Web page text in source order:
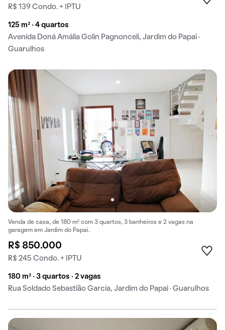
R$ 139 Condo. + IPTU
125 m² · 4 quartos
Avenida Doná Amália Golin Pagnonceli, Jardim do Papai ·
Guarulhos
Venda de casa, de 180 m² com 3 quartos, 3 banheiros e 2 vagas na
garagem em Jardim do Papai.
R$ 850.000
R$ 245 Condo. + IPTU
180 m² · 3 quartos · 2 vagas
Rua Soldado Sebastião Garcia, Jardim do Papai · Guarulhos